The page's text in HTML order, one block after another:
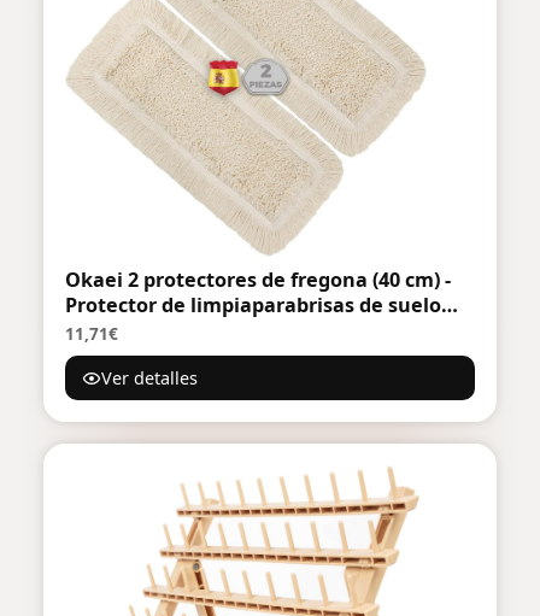
Okaei 2 protectores de fregona (40 cm) -
Protector de limpiaparabrisas de suelo
para limpieza en seco y húmedo -
Protección para limpiaparabrisas de suelo
para todos los soportes y prensas
comunes
11,71€
Ver detalles